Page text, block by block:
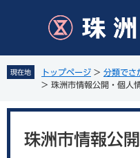
先
頭
す
を
飛
し
現在地 トップページ > 分類でさ
> 珠洲市情報公開・個人
珠洲市情報公